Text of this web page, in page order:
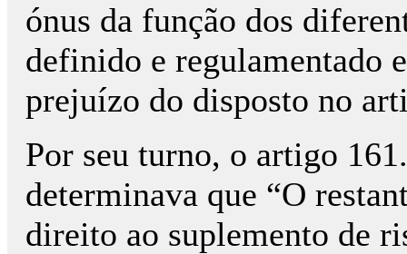
ónus da função dos
definido e regulamentado
prejuízo do disposto no
Por seu turno, o artigo
determinava que “O
direito ao suplemento de